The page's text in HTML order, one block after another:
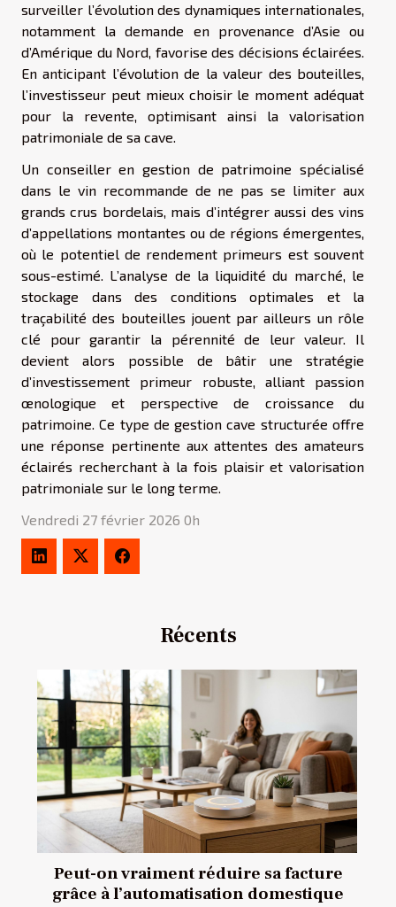
surveiller l’évolution des dynamiques internationales,
notamment la demande en provenance d’Asie ou
d’Amérique du Nord, favorise des décisions éclairées.
En anticipant l’évolution de la valeur des bouteilles,
l’investisseur peut mieux choisir le moment adéquat
pour la revente, optimisant ainsi la valorisation
patrimoniale de sa cave.
Un conseiller en gestion de patrimoine spécialisé
dans le vin recommande de ne pas se limiter aux
grands crus bordelais, mais d’intégrer aussi des vins
d’appellations montantes ou de régions émergentes,
où le potentiel de rendement primeurs est souvent
sous-estimé. L’analyse de la liquidité du marché, le
stockage dans des conditions optimales et la
traçabilité des bouteilles jouent par ailleurs un rôle
clé pour garantir la pérennité de leur valeur. Il
devient alors possible de bâtir une stratégie
d’investissement primeur robuste, alliant passion
œnologique et perspective de croissance du
patrimoine. Ce type de gestion cave structurée offre
une réponse pertinente aux attentes des amateurs
éclairés recherchant à la fois plaisir et valorisation
patrimoniale sur le long terme.
Vendredi 27 février 2026 0h
Récents
Peut-on vraiment réduire sa facture
grâce à l’automatisation domestique